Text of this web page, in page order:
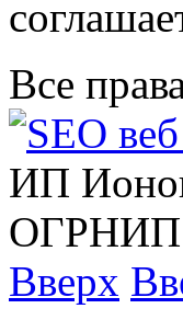
Все
ИП
ОГРНИП
Вверх